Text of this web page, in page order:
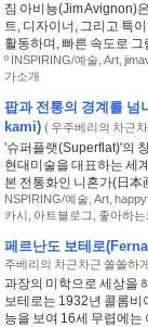
짐 아비뇽(Jim Avignon)
트, 디자이너, 그리고 특
활동하며, 빠른 속도로
º INSPIRING/예술 Art,
가소개
팝과 전통의 경계를 넘
kami) ( 우주베리의 차근
'슈퍼플랫(Superflat)'의
현대미술을 대표하는 세
본 전통화인 니혼가(日本
NSPIRING/예술 Art,
카시 아트블로그 좋아하는
페르난도 보테로
주베리의 차근차근 쏠쏠하
과장의 미학으로 세상을
보테로는 1932년 콜롬비
능을 보여 16세 무렵에는